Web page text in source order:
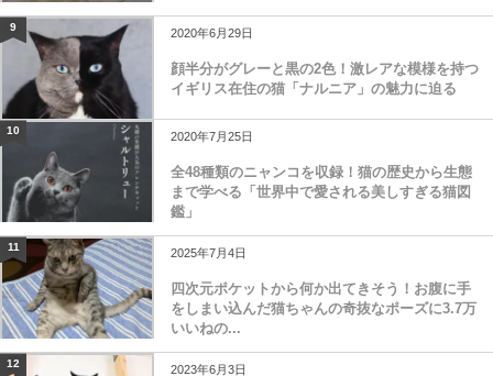
に
顔半分がグレーと黒の2色！激レアな模様を持つ
全48種類のニャンコを収録！猫の歴史から生態
まで学べる「世界中で愛される美しすぎる猫図
鑑」
四次元ポケットから何か出てきそう！お腹に手
をしまい込んだ猫ちゃんの奇抜なポーズに3.7万
いいねの...